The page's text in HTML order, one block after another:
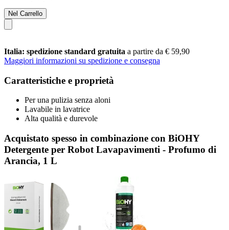
Nel Carrello
Italia: spedizione standard gratuita a partire da € 59,90
Maggiori informazioni su spedizione e consegna
Caratteristiche e proprietà
Per una pulizia senza aloni
Lavabile in lavatrice
Alta qualità e durevole
Acquistato spesso in combinazione con BiOHY
Detergente per Robot Lavapavimenti - Profumo di
Arancia, 1 L